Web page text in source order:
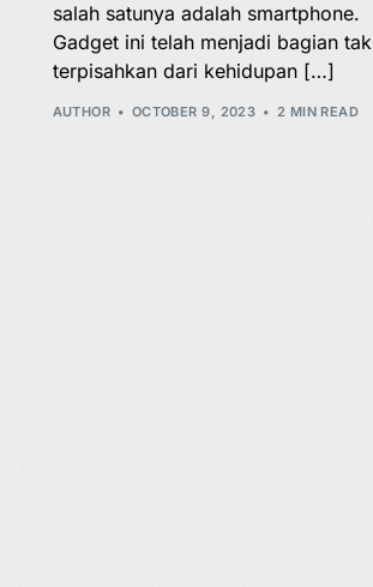
salah satunya adalah smartphone.
Gadget ini telah menjadi bagian tak
terpisahkan dari kehidupan […]
AUTHOR OCTOBER 9, 2023 2 MIN READ